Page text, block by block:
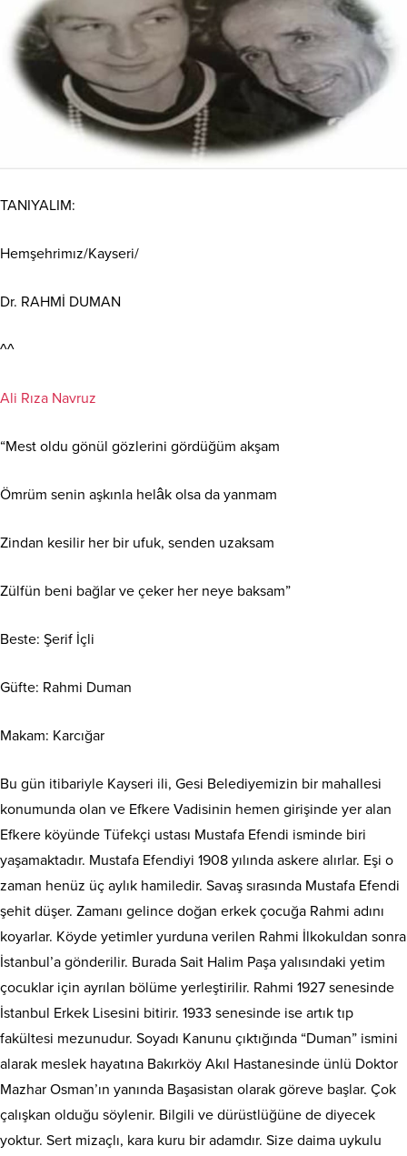
TANIYALIM:
Hemşehrimız/Kayseri/
Dr. RAHMİ DUMAN
^^
Ali Rıza Navruz
“Mest oldu gönül gözlerini gördüğüm akşam
Ömrüm senin aşkınla helâk olsa da yanmam
Zindan kesilir her bir ufuk, senden uzaksam
Zülfün beni bağlar ve çeker her neye baksam”
Beste: Şerif İçli
Güfte: Rahmi Duman
Makam: Karcığar
Bu gün itibariyle Kayseri ili, Gesi Belediyemizin bir mahallesi
konumunda olan ve Efkere Vadisinin hemen girişinde yer alan
Efkere köyünde Tüfekçi ustası Mustafa Efendi isminde biri
yaşamaktadır. Mustafa Efendiyi 1908 yılında askere alırlar. Eşi o
zaman henüz üç aylık hamiledir. Savaş sırasında Mustafa Efendi
şehit düşer. Zamanı gelince doğan erkek çocuğa Rahmi adını
koyarlar. Köyde yetimler yurduna verilen Rahmi İlkokuldan sonra
İstanbul’a gönderilir. Burada Sait Halim Paşa yalısındaki yetim
çocuklar için ayrılan bölüme yerleştirilir. Rahmi 1927 senesinde
İstanbul Erkek Lisesini bitirir. 1933 senesinde ise artık tıp
fakültesi mezunudur. Soyadı Kanunu çıktığında “Duman” ismini
alarak meslek hayatına Bakırköy Akıl Hastanesinde ünlü Doktor
Mazhar Osman’ın yanında Başasistan olarak göreve başlar. Çok
çalışkan olduğu söylenir. Bilgili ve dürüstlüğüne de diyecek
yoktur. Sert mizaçlı, kara kuru bir adamdır. Size daima uykulu